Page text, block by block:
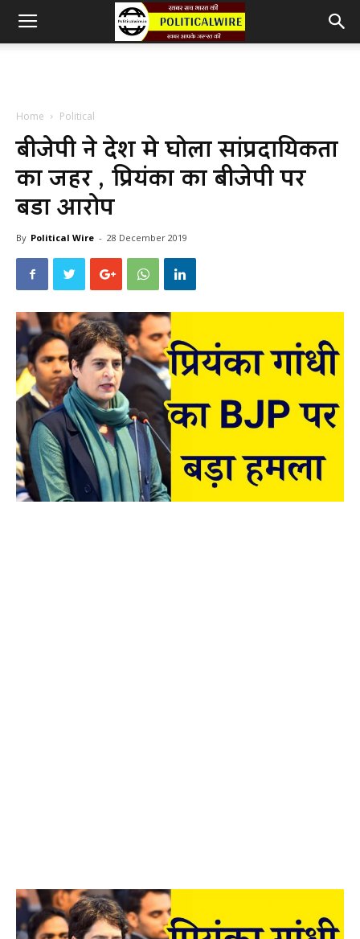
Home Political
बीजेपी ने देश मे घोला सांप्रदायिकता
का जहर , प्रियंका का बीजेपी पर
बडा आरोप
By Political Wire - 28 December 2019